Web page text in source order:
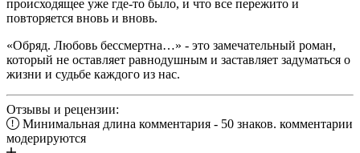
происходящее уже где-то было, и что все пережито и
повторяется вновь и вновь.
«Обряд. Любовь бессмертна…» - это замечательный роман,
который не оставляет равнодушным и заставляет задуматься о
жизни и судьбе каждого из нас.
Отзывы и рецензии:
Минимальная длина комментария - 50 знаков. комментарии
модерируются